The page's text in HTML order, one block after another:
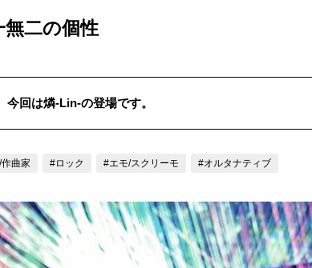
#ヒップホップ #男性シンガーグループ #R&B/ソウル
二の個性
回は燐-Lin-の登場です。
曲家 #ロック #エモ/スクリーモ #オルタナティブ